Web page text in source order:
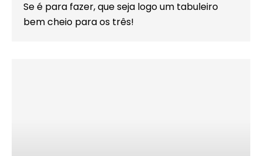
Se é para fazer, que seja logo um tabuleiro
bem cheio para os três!